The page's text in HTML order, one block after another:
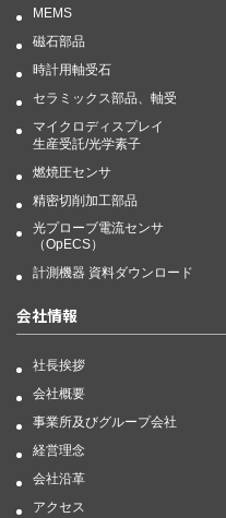
MEMS
磁石部品
時計用軸受石
セラミックス部品、軸受
マイクロディスプレイ
生産受託/光学素子
燃焼圧センサ
精密切削加工部品
光プローブ電流センサ
（OpECS）
計測機器 資料ダウンロード
会社情報
社長挨拶
会社概要
事業所及びグループ会社
経営理念
会社沿革
アクセス